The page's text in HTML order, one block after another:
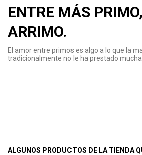
ENTRE MÁS
ARRIMO.
El amor entre primos es algo a lo que la
tradicionalmente no le ha prestado
ALGUNOS PRODUCTOS DE LA TIENDA